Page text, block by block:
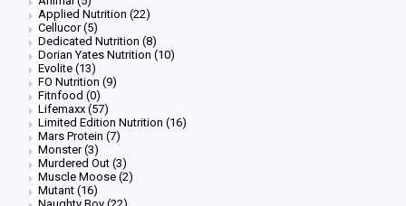
Applied Nutrition(22)
Cellucor(5)
Dedicated Nutrition(8)
Dorian Yates Nutrition(10)
Evolite(13)
FO Nutrition(9)
Fitnfood(0)
Lifemaxx(57)
Limited Edition Nutrition(16)
Mars Protein(7)
Monster(3)
Murdered Out(3)
Muscle Moose(2)
Mutant(16)